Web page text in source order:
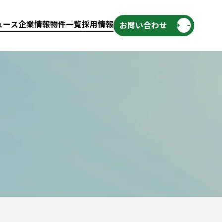
ース企業情報物件一覧採用情報 お問い合わせ